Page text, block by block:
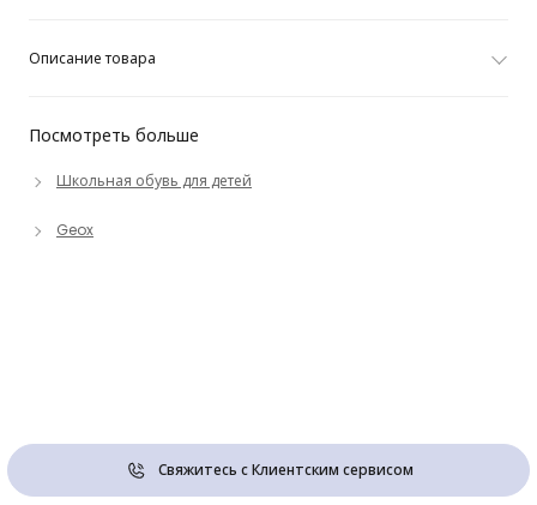
Посмотреть больше
Школьная обувь для детей
Geox
Описание товара
Свяжитесь с Клиентским сервисом